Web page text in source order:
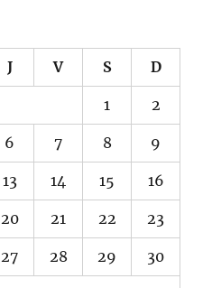
J V S D
1 2
6 7 8 9
13 14 15 16
20 21 22 23
27 28 29 30